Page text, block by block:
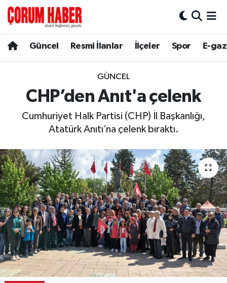
Güncel Resmi İlanlar İlçeler Spor E-
GÜNCEL
CHP’den Anıt'a çelenk
Cumhuriyet Halk Partisi (CHP) İl Başkanlığı,
Atatürk Anıtı’na çelenk bıraktı.
Spor
Resmi İlanlar
Alaca
Boğazkale
Dodurga
İskilip
Kargı
Laçin
Hava Durumu
Çorum Namaz Vakitleri
Trafik Durumu
Tüm Manşetler
Son Dakika Haberleri
Haber Arşivi